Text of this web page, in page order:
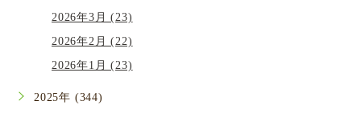
2026年3月 (23)
2026年2月 (22)
2026年1月 (23)
2025年 (344)